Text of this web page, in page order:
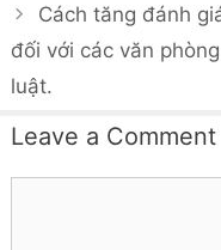
Cách tăng đánh
đối với các văn
luật.
Leave a Comment